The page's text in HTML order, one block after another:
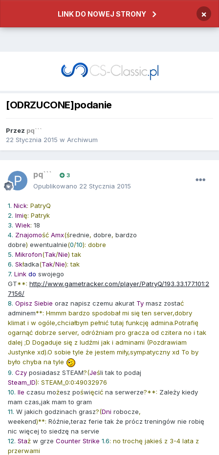
LINK DO NOWEJ STRONY ×
[ODRZUCONE]podanie
Przez pq```
22 Stycznia 2015 w Archiwum
pq``` 3
Opublikowano 22 Stycznia 2015
1. Nick: PatryQ
2. Imię: Patryk
3. Wiek: 18
4. Znajomość Amx(średnie, dobre, bardzo
dobre) ewentualnie(0/10): dobre
5. Mikrofon(Tak/Nie) tak
6. Składka(Tak/Nie): tak
7. Link do swojego
GT**: http://www.gametracker.com/player/PatryQ/193.33.177.101:2
7156/
8. Opisz Siebie oraz napisz czemu akurat Ty masz zostać
adminem**: Hmmm bardzo spodobał mi się ten server,dobry
klimat i w ogóle,chciałbym pełnić tutaj funkcję admina.Potrafię
ogarnąć dobrze server, odróżniam pro gracza od czitera no i tak
dalej ;D Dogaduje się z ludźmi jak i adminami (Pozdrawiam
Justynke xd).O sobie tyle że jestem miły,sympatyczny xd To by
było chyba na tyle
9. Czy posiadasz STEAM?(Jeśli tak to podaj
Steam_ID): STEAM_0:0:49032976
10. Ile czasu możesz poświęcić na serwerze?**: Zależy kiedy
mam czas,jak mam to gram
11. W jakich godzinach grasz?(Dni robocze,
weekend)**: Róźnie,teraz ferie tak że prócz treningów nie robię
nic więcej to siedzę na servie
12. Staż w grze Counter Strike 1.6: no trochę jakieś z 3-4 lata z
przerwami